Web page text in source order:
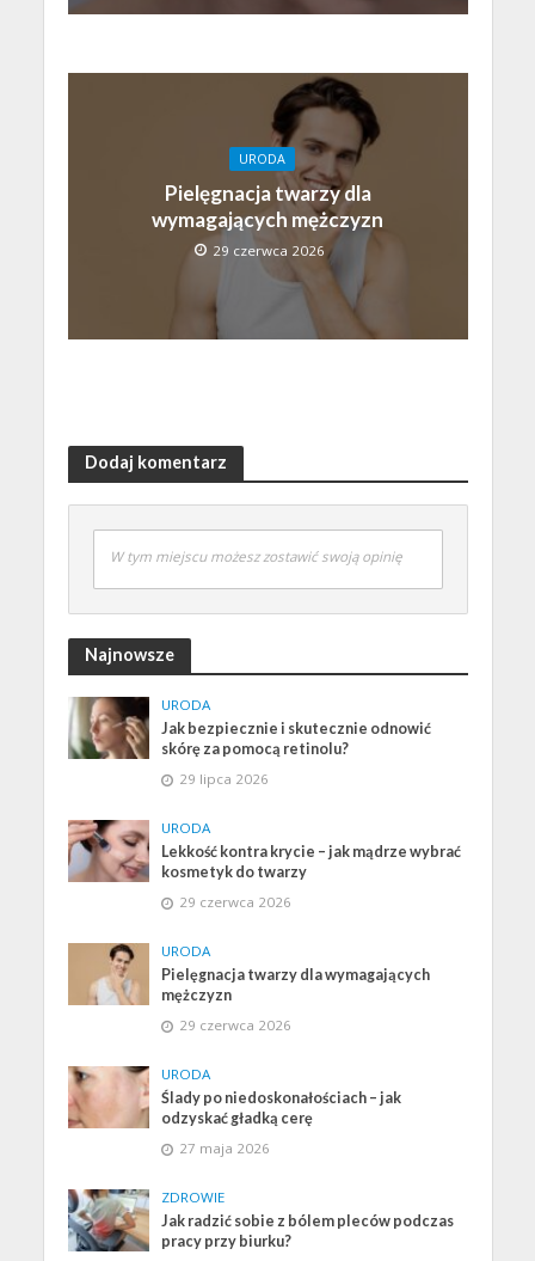
URODA
Pielęgnacja twarzy dla
wymagających mężczyzn
29 czerwca 2026
Dodaj komentarz
W tym miejscu możesz zostawić swoją opinię
Najnowsze
URODA
Jak bezpiecznie i skutecznie odnowić
skórę za pomocą retinolu?
29 lipca 2026
URODA
Lekkość kontra krycie – jak mądrze wybrać
kosmetyk do twarzy
29 czerwca 2026
URODA
Pielęgnacja twarzy dla wymagających
mężczyzn
29 czerwca 2026
URODA
Ślady po niedoskonałościach – jak
odzyskać gładką cerę
27 maja 2026
ZDROWIE
Jak radzić sobie z bólem pleców podczas
pracy przy biurku?